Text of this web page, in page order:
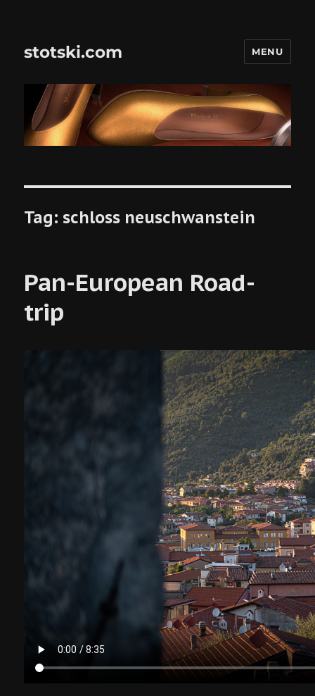
stotski.com MENU
Tag: schloss neuschwanstein
Pan-European Road-
trip